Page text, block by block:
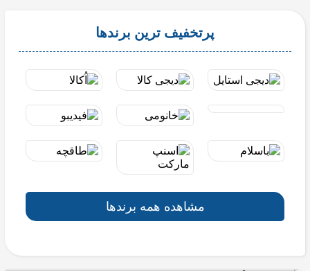
پرتخفیف ترین برندها
مشاهده همه برندها